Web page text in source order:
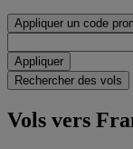
Appliquer un code
Appliquer
Rechercher des vols
Vols vers